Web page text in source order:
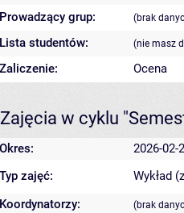
Prowadzący grup: (brak
Lista studentów: (nie masz
Zaliczenie: Ocena
Zajęcia w cyklu
Okres:
2026-02-
Typ zajęć:
Wykład
Koordynatorzy:
(brak